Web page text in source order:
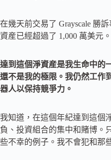
在幾天前交易了 Grayscale 勝
資産已經超過了 1,000 萬美元。
達到這個淨資産是我生命中的
還不是我的極限。我仍然工作
器人以保持競爭力。
我知道，在這個年紀達到這個
負、投資組合的集中和賭博。
些不幸的例子。我不會犯和那